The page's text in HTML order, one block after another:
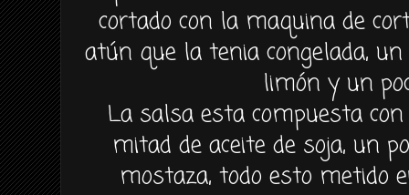
cortado con la maquina de
atún que la tenia congelada,
limón y un
La salsa esta compuesta
mitad de aceite de soja, un
mostaza, todo esto metido